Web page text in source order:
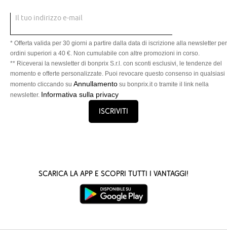
Il tuo indirizzo e-mail
* Offerta valida per 30 giorni a partire dalla data di iscrizione alla newsletter per
ordini superiori a 40 €. Non cumulabile con altre promozioni in corso.
** Riceverai la newsletter di bonprix S.r.l. con sconti esclusivi, le tendenze del
momento e offerte personalizzate. Puoi revocare questo consenso in qualsiasi
momento cliccando su Annullamento su bonprix.it o tramite il link nella
newsletter. Informativa sulla privacy
Iscriviti
Scarica la App e scopri tutti i vantaggi!